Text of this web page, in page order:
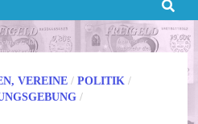
VEREINE /POLITIK /
/